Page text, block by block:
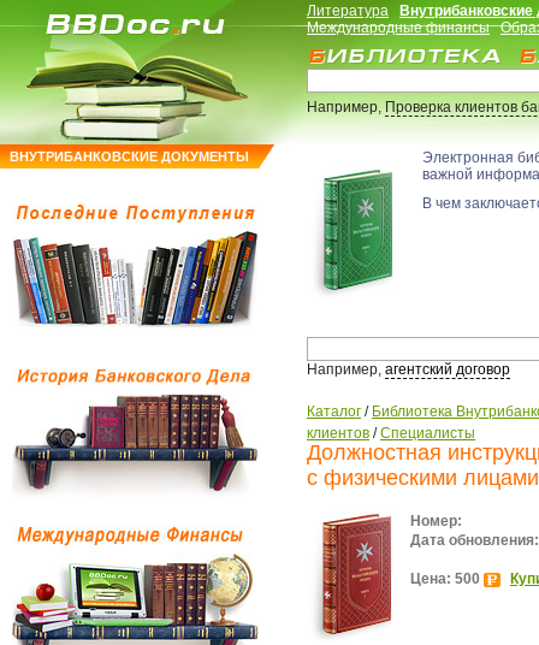
ВНУТРИБАНКОВСКИЕ ДОКУМЕНТЫ
Литература
Международные финансы
Например,Проверка клиентов
Электронная
важной
В чем
Например, агентский договор
Каталог / Библиотека
клиентов /Специалисты
Должностная
с физическими лицами
Номер:
Дата обновления:
Цена: 500